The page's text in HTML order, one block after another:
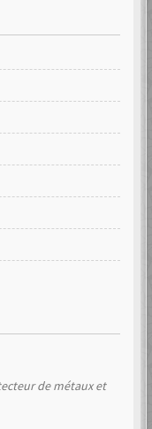
de métaux et